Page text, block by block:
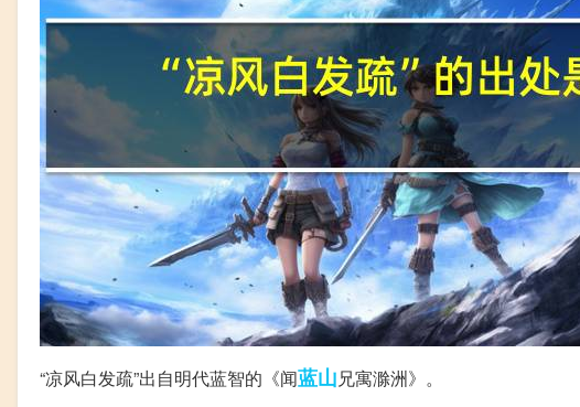
“凉风白发疏”出自明代蓝智的《闻蓝山兄寓滁洲》。